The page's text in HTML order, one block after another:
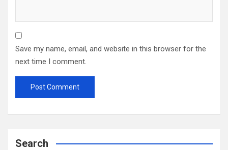
Save my name, email, and website in this browser for the
next time I comment.
Search